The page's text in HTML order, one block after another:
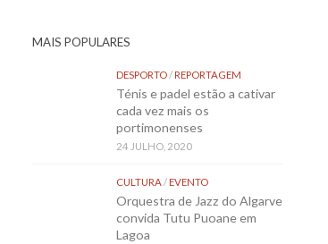
MAIS POPULARES
DESPORTO/REPORTAGEM
Ténis e padel estão a cativar
cada vez mais os
portimonenses
24 JULHO, 2020
CULTURA/EVENTO
Orquestra de Jazz do Algarve
convida Tutu Puoane em
Lagoa